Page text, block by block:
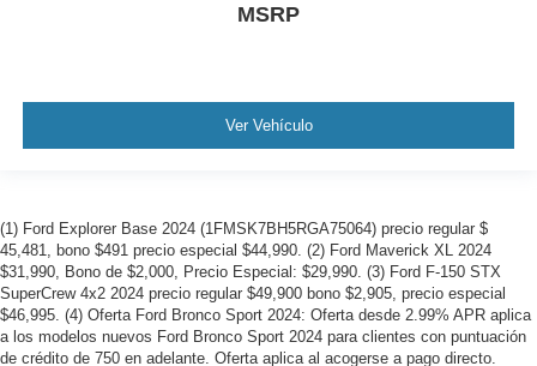
MSRP
Ver Vehículo
(1) Ford Explorer Base 2024 (1FMSK7BH5RGA75064) precio regular $
45,481, bono $491 precio especial $44,990. (2) Ford Maverick XL 2024
$31,990, Bono de $2,000, Precio Especial: $29,990. (3) Ford F-150 STX
SuperCrew 4x2 2024 precio regular $49,900 bono $2,905, precio especial
$46,995. (4) Oferta Ford Bronco Sport 2024: Oferta desde 2.99% APR aplica
a los modelos nuevos Ford Bronco Sport 2024 para clientes con puntuación
de crédito de 750 en adelante. Oferta aplica al acogerse a pago directo.